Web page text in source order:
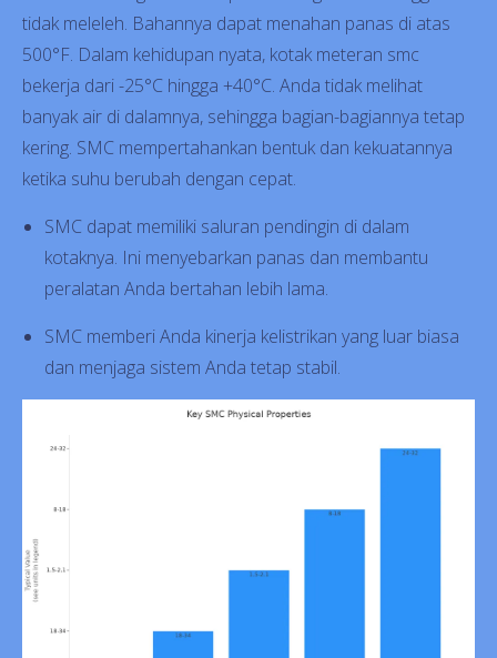
tidak meleleh. Bahannya dapat menahan panas di atas
500°F. Dalam kehidupan nyata, kotak meteran smc
bekerja dari -25°C hingga +40°C. Anda tidak melihat
banyak air di dalamnya, sehingga bagian-bagiannya tetap
kering. SMC mempertahankan bentuk dan kekuatannya
ketika suhu berubah dengan cepat.
SMC dapat memiliki saluran pendingin di dalam
kotaknya. Ini menyebarkan panas dan membantu
peralatan Anda bertahan lebih lama.
SMC memberi Anda kinerja kelistrikan yang luar biasa
dan menjaga sistem Anda tetap stabil.